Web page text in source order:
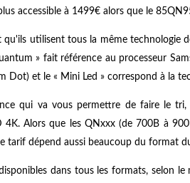
accessible à 1499€ alors que le
utilisent tous la même technologie
» fait référence au processeur
Dot) et le « Mini Led » correspond à la
qui va vous permettre de faire le
Alors que les QNxxx (de 700B à
tarif dépend aussi beaucoup du format
dans tous les formats, selon